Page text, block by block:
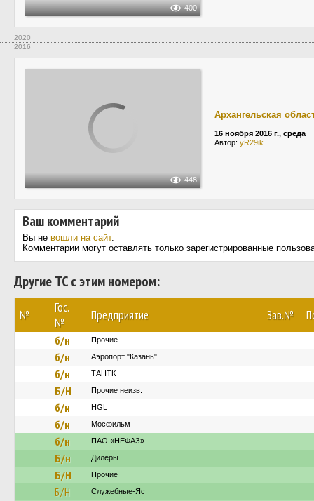
400
2020
2016
448
Архангельская
16 ноября 2016 г., среда
Автор: yR29ik
Ваш комментарий
Вы не вошли на сайт.
Комментарии могут оставлять только зарегистрированные
Другие ТС с этим номером:
№
Гос.
№
Предприятие Зав.№
б/н Прочие
б/н Аэропорт "Казань"
б/н ТАНТК
Б/Н Прочие неизв.
б/н HGL
б/н Мосфильм
б/н ПАО «НЕФАЗ»
Б/н Дилеры
Б/Н Прочие
Б/Н Служебные-Яс